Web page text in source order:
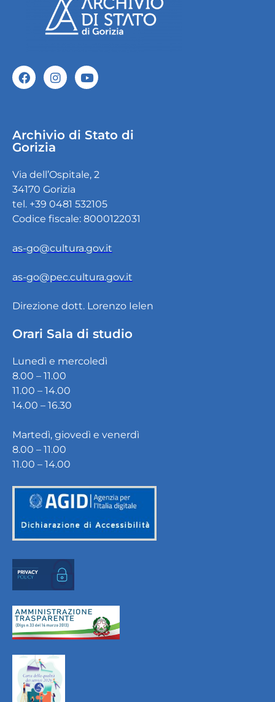
Archivio di Stato di
Gorizia
Via dell’Ospitale, 2
34170 Gorizia
tel. +39 0481 532105
Codice fiscale: 8000122031
as-go@cultura.gov.it
as-go@pec.cultura.gov.it
Direzione dott. Lorenzo Ielen
Orari Sala di studio
Lunedì e mercoledì
8.00 – 11.00
11.00 – 14.00
14.00 – 16.30
Martedì, giovedì e venerdì
8.00 – 11.00
11.00 – 14.00